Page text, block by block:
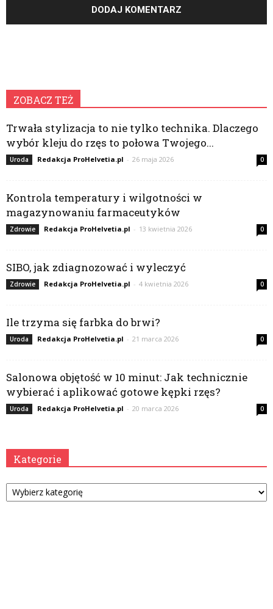
ZOBACZ TEŻ
Trwała stylizacja to nie tylko technika. Dlaczego
wybór kleju do rzęs to połowa Twojego...
Uroda Redakcja ProHelvetia.pl - 26 maja 2026 0
Kontrola temperatury i wilgotności w
magazynowaniu farmaceutyków
Zdrowie Redakcja ProHelvetia.pl - 13 kwietnia 2026 0
SIBO, jak zdiagnozować i wyleczyć
Zdrowie Redakcja ProHelvetia.pl - 4 kwietnia 2026 0
Ile trzyma się farbka do brwi?
Uroda Redakcja ProHelvetia.pl - 21 marca 2026 0
Salonowa objętość w 10 minut: Jak technicznie
wybierać i aplikować gotowe kępki rzęs?
Uroda Redakcja ProHelvetia.pl - 20 marca 2026 0
Kategorie
Kategorie